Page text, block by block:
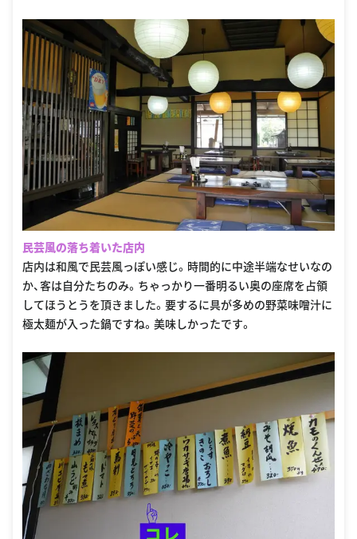
民芸風の落ち着いた店内
店内は和風で民芸風っぽい感じ。時間的に中途半端なせいなの
か、客は自分たちのみ。ちゃっかり一番明るい奥の座席を占領
してほうとうを頂きました。要するに具が多めの野菜味噌汁に
極太麺が入った鍋ですね。美味しかったです。